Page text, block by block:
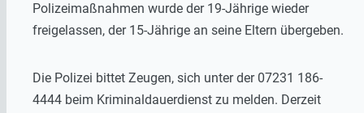
Polizeimaßnahmen wurde der 19-Jährige wieder
freigelassen, der 15-Jährige an seine Eltern übergeben.
Die Polizei bittet Zeugen, sich unter der 07231 186-
4444 beim Kriminaldauerdienst zu melden. Derzeit